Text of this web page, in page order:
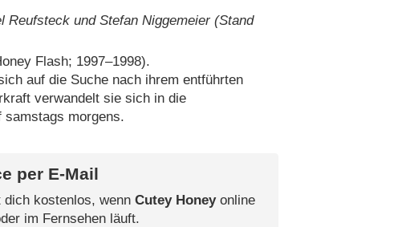
Reufsteck und Stefan Niggemeier (Stand
Flash; 1997⁠–⁠1998).
auf die Suche nach ihrem entführten
verwandelt sie sich in die
samstags morgens.
per E-Mail
kostenlos, wenn Cutey Honeyonline
im Fernsehen läuft.